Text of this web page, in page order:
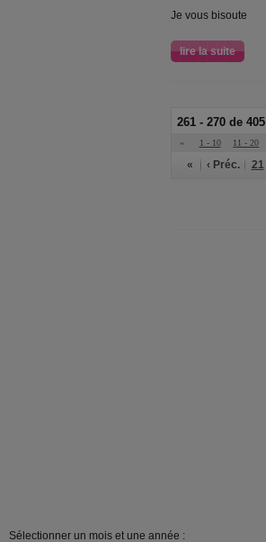
Je vous bisoute
lire la suite
261 - 270 de 405
« 1 - 10 11 - 20
« ‹ Préc. 21
Sélectionner un mois et une année :